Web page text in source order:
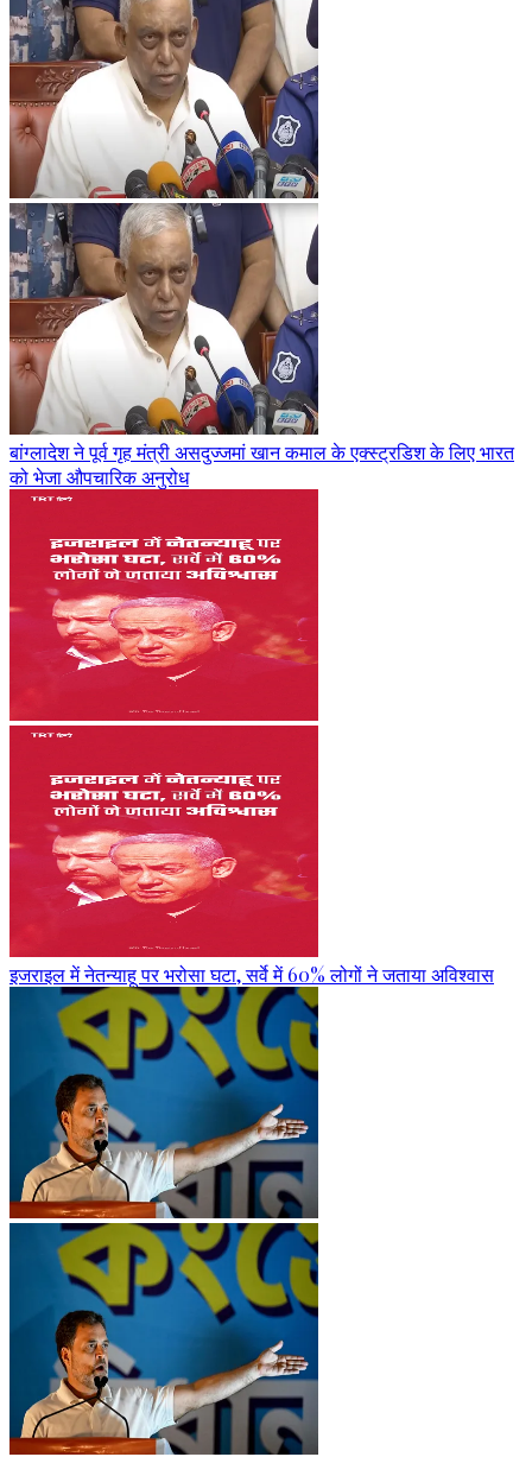
बांग्लादेश ने पूर्व गृह मंत्री असदुज्जमां खान कमाल के एक्स्ट्रडिश के लिए भारत
को भेजा औपचारिक अनुरोध
इजराइल में नेतन्याहू पर भरोसा घटा, सर्वे में 60% लोगों ने जताया अविश्वास